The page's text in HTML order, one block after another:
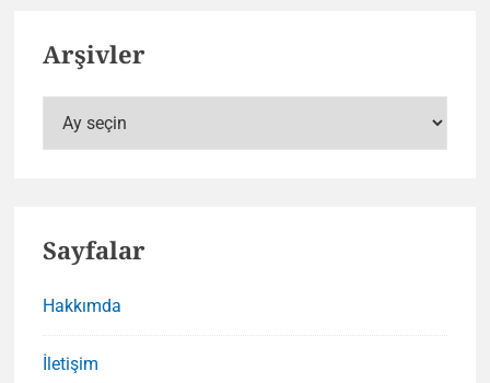
Arşivler
Sayfalar
Hakkımda
İletişim